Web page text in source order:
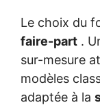
Le choix du
faire-part .
sur-mesure
modèles
adaptée à la